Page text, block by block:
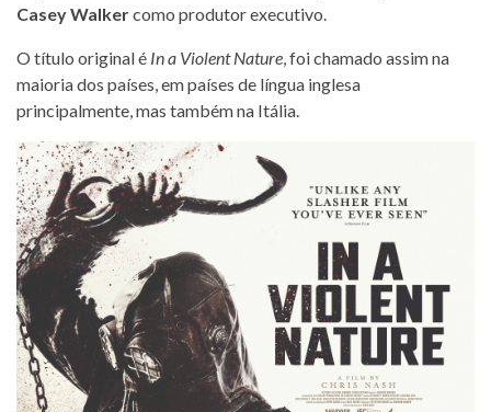
Casey Walkercomo produtor executivo.
O título original é In a Violent Nature, foi chamado assim na
maioria dos países, em países de língua inglesa
principalmente, mas também na Itália.